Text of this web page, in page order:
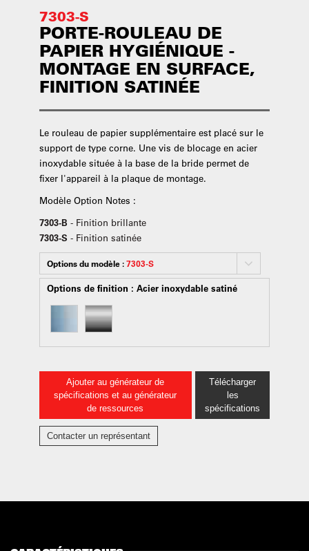
7303-S
PORTE-ROULEAU DE
PAPIER HYGIÉNIQUE -
MONTAGE EN SURFACE,
FINITION SATINÉE
Le rouleau de papier supplémentaire est placé sur le
support de type corne. Une vis de blocage en acier
inoxydable située à la base de la bride permet de
fixer l'appareil à la plaque de montage.
Modèle Option Notes :
7303-B - Finition brillante
7303-S - Finition satinée
Options du modèle :7303-S
Options de finition : Acier inoxydable satiné
Ajouter au générateur de
spécifications et au générateur
de ressources
Télécharger
les
spécifications
Contacter un représentant